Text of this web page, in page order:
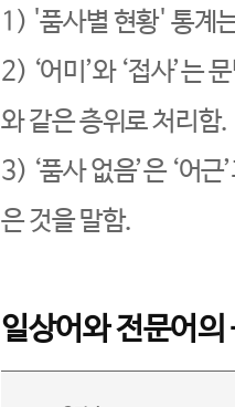
1) '품사별 현황' 통계
2) ‘어미’와 ‘접사’는
와 같은 층위로 처리함.
3) ‘품사 없음’은 ‘어
은 것을 말함.
일상어와 전문어의